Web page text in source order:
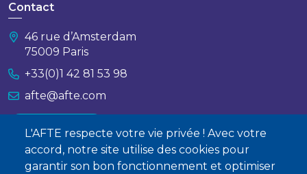
L'AFTE respecte votre vie privée ! Avec votre
accord, notre site utilise des cookies pour
garantir son bon fonctionnement et optimiser
Contact
46 rue d’Amsterdam
75009 Paris
+33(0)1 42 81 53 98
afte@afte.com
À propos